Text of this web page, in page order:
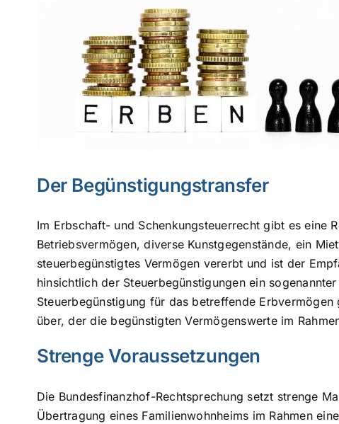
Der Begünstigungstransfer
Im Erbschaft- und Schenkungsteuerrecht gibt es eine
Betriebsvermögen, diverse Kunstgegenstände, ein
steuerbegünstigtes Vermögen vererbt und ist der
hinsichtlich der Steuerbegünstigungen ein
Steuerbegünstigung für das betreffende
über, der die begünstigten Vermögenswerte im
Strenge Voraussetzungen
Die Bundesfinanzhof-Rechtsprechung setzt strenge
Übertragung eines Familienwohnheims im Rahmen